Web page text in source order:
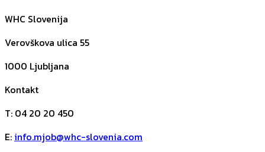
WHC Slovenija
Verovškova ulica 55
1000 Ljubljana
Kontakt
T: 04 20 20 450
E: info.mjob@whc-slovenia.com